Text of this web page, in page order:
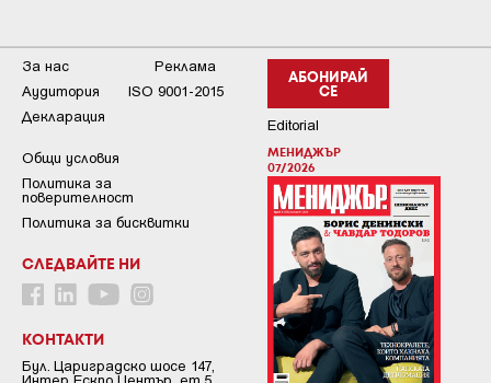
АБОНИРАЙ
СЕ
Editorial
МЕНИДЖЪР
07/2026
За нас
Реклама
Аудитория
ISO 9001-2015
Декларация
Общи условия
Пoлитикa зa
пoвepитeлнocт
Политика за бисквитки
СЛЕДВАЙТЕ НИ
КОНТАКТИ
Бул. Цариградско шосе 147,
Интер Ескпо Център, ет.5